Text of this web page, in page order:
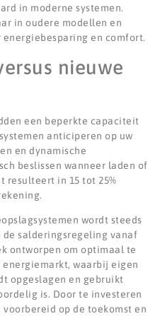
in moderne systemen.
in oudere modellen en
en comfort.
nieuwe
een beperkte capaciteit
anticiperen op uw
en dynamische
beslissen wanneer laden of
resulteert in 15 tot 25%
wordt steeds
salderingsregeling vanaf
ontworpen om optimaal te
waarbij eigen
opgeslagen en gebruikt
is. Door te investeren
voorbereid op de toekomst en